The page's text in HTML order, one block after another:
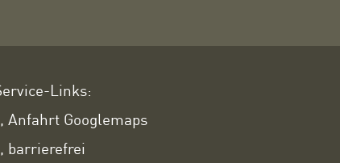
Links:
Anfahrt Googlemaps
barrierefrei